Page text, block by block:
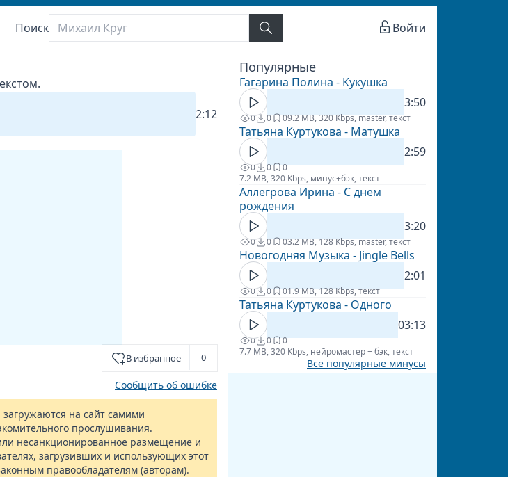
Поиск Войти
2:12
В избранное 0
Сообщить об ошибке
на сайт самими
прослушивания.
несанкционированное размещение и
загрузивших и использующих этот
правообладателям (авторам).
Популярные
Гагарина Полина - Кукушка
3:50
0 0 09.2 MB, 320 Kbps, master, текст
Татьяна Куртукова - Матушка
2:59
0 0
0
7.2 MB, 320 Kbps, минус+бэк, текст
Аллегрова Ирина - С днем
рождения
3:20
0 0 03.2 MB, 128 Kbps, master, текст
Новогодняя Музыка - Jingle Bells
2:01
0 0 01.9 MB, 128 Kbps, текст
Татьяна Куртукова - Одного
03:13
0 0
0
7.7 MB, 320 Kbps, нейромастер + бэк, текст
Все популярные минусы